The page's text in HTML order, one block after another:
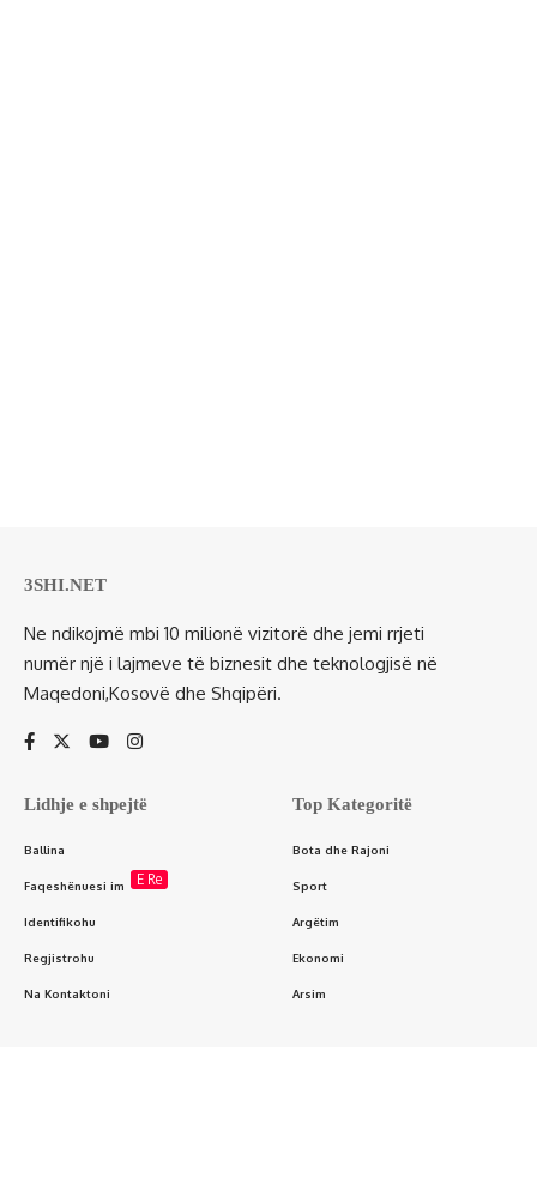
3SHI.NET
Ne ndikojmë mbi 10 milionë vizitorë dhe jemi rrjeti
numër një i lajmeve të biznesit dhe teknologjisë në
Maqedoni,Kosovë dhe Shqipëri.
Lidhje e shpejtë
Ballina
Faqeshënuesi im E Re
Identifikohu
Regjistrohu
Na Kontaktoni
Top Kategoritë
Bota dhe Rajoni
Sport
Argëtim
Ekonomi
Arsim